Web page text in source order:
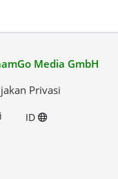
Media GmbH
Privasi
ID